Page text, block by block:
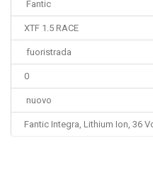
Fantic
XTF 1.5 RACE
fuoristrada
0
nuovo
Fantic Integra, Lithium Ion, 36